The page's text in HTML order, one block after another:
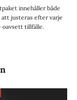
innehåller både
att justeras efter varje
oavsett tillfälle.